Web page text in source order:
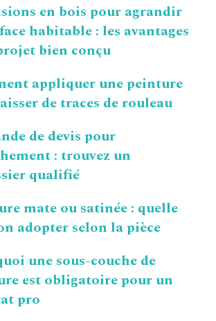
en bois pour agrandir
habitable : les avantages
bien conçu
appliquer une peinture
de traces de rouleau
de devis pour
: trouvez un
qualifié
mate ou satinée : quelle
adopter selon la pièce
une sous-couche de
est obligatoire pour un
pro